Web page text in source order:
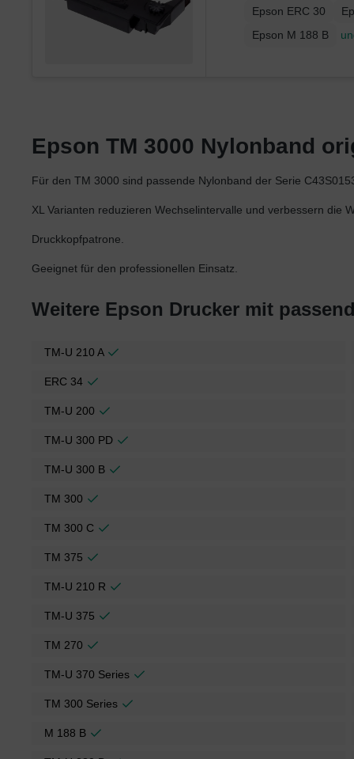
Epson ERC 30
Epson M 188 B
Epson TM 3000 Nylonband
Für den TM 3000 sind passende Nylonband der Serie
XL Varianten reduzieren Wechselintervalle und verbessern die
Druckkopfpatrone.
Geeignet für den professionellen Einsatz.
Weitere Epson Drucker mit
TM-U 210 A
ERC 34
TM-U 200
TM-U 300 PD
TM-U 300 B
TM 300
TM 300 C
TM 375
TM-U 210 R
TM-U 375
TM 270
TM-U 370 Series
TM 300 Series
M 188 B